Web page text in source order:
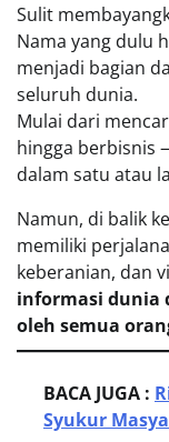
Sulit
Nama yang dulu
menjadi bagian
seluruh dunia.
Mulai dari
hingga berbisnis
dalam satu atau
Namun, di balik
memiliki
keberanian, dan
informasi dunia
oleh semua
BACA JUGA :
Syukur